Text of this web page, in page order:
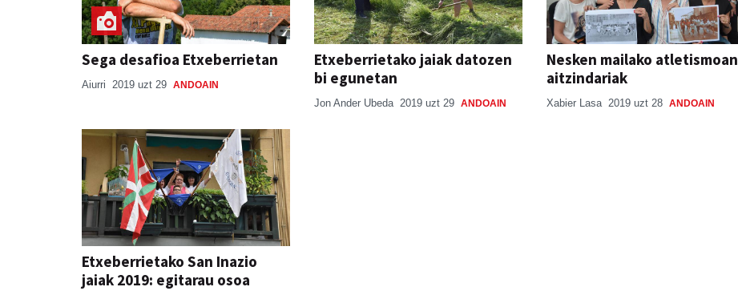
Sega desafioa Etxeberrietan
Aiurri 2019 uzt 29 ANDOAIN
Etxeberrietako jaiak datozen
bi egunetan
Jon Ander Ubeda 2019 uzt 29 ANDOAIN
Nesken mailako atletismoan
aitzindariak
Xabier Lasa 2019 uzt 28 ANDOAIN
Etxeberrietako San Inazio
jaiak 2019: egitarau osoa